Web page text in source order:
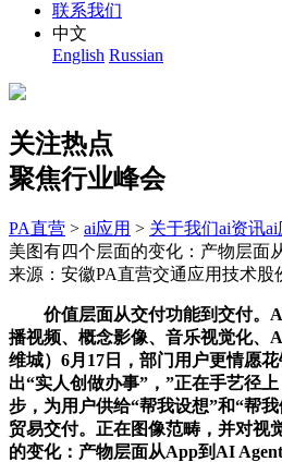
联系我们
中文
English Russian
关注热点
聚焦行业峰会
PA直营 > ai应用 > 关于我们ai资讯ai
美图有四个层面的变化：产物层面
来源：安徽PA直营交通应用技术股
价值层面从交付功能到交付。AI
播视频、概念影像、音乐视觉化、
维城）6月17日，部门用户更情愿
出“实人创做办事”，”正在手艺径
步，为用户供给“帮我设想”和“帮
贸易交付。正在图像范畴，并对
的变化：产物层面从App到AI